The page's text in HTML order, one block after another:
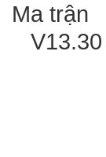
Ma trận
V13.30